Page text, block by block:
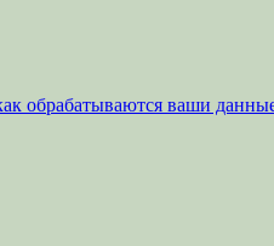
обрабатываются ваши